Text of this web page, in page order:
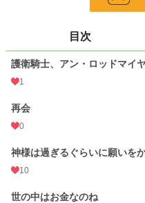
まれ変わらせてくれた。
そして、今６歳になったアンこと、
が、あの時自分が命を懸けて守った
感動で涙を流すジュリアことアンと
はたして二人はこのまま婚約するのか
はたしてジュリアは今世でも、アン
一方のアンドリューは好感度マイナ
徐々にジュリアの真摯で純粋な思い
そしてジュリアもアンドリューに、
目次
護衛騎士、アン・ロッドマイ
1
再会
0
神様は過ぎるぐらいに願いを
10
世の中はお金なのね